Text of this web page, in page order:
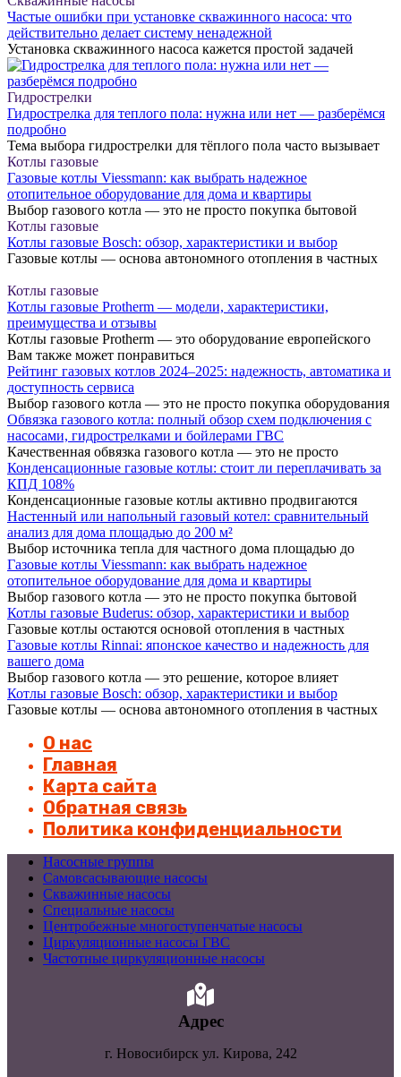
Частые ошибки при установке скважинного насоса: что
действительно делает систему ненадежной
Установка скважинного насоса кажется простой задачей
Гидрострелки
Гидрострелка для теплого пола: нужна или нет — разберёмся
подробно
Тема выбора гидрострелки для тёплого пола часто вызывает
Котлы газовые
Газовые котлы Viessmann: как выбрать надежное
отопительное оборудование для дома и квартиры
Выбор газового котла — это не просто покупка бытовой
Котлы газовые
Котлы газовые Bosch: обзор, характеристики и выбор
Газовые котлы — основа автономного отопления в частных
Котлы газовые
Котлы газовые Protherm — модели, характеристики,
преимущества и отзывы
Котлы газовые Protherm — это оборудование европейского
Вам также может понравиться
Рейтинг газовых котлов 2024–2025: надежность, автоматика и
доступность сервиса
Выбор газового котла — это не просто покупка оборудования
Обвязка газового котла: полный обзор схем подключения с
насосами, гидрострелками и бойлерами ГВС
Качественная обвязка газового котла — это не просто
Конденсационные газовые котлы: стоит ли переплачивать за
КПД 108%
Конденсационные газовые котлы активно продвигаются
Настенный или напольный газовый котел: сравнительный
анализ для дома площадью до 200 м²
Выбор источника тепла для частного дома площадью до
Газовые котлы Viessmann: как выбрать надежное
отопительное оборудование для дома и квартиры
Выбор газового котла — это не просто покупка бытовой
Котлы газовые Buderus: обзор, характеристики и выбор
Газовые котлы остаются основой отопления в частных
Газовые котлы Rinnai: японское качество и надежность для
вашего дома
Выбор газового котла — это решение, которое влияет
Котлы газовые Bosch: обзор, характеристики и выбор
Газовые котлы — основа автономного отопления в частных
О нас
Главная
Карта сайта
Обратная связь
Политика конфиденциальности
Насосные группы
Самовсасывающие насосы
Скважинные насосы
Специальные насосы
Центробежные многоступенчатые насосы
Циркуляционные насосы ГВС
Частотные циркуляционные насосы
Адрес
г. Новосибирск ул. Кирова, 242